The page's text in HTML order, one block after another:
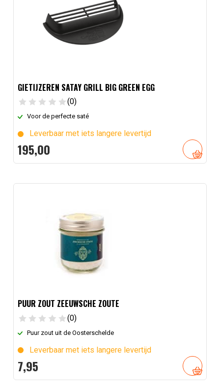
GIETIJZEREN SATAY GRILL BIG GREEN EGG
(0)
Voor de perfecte saté
Leverbaar met iets langere levertijd
195,00
PUUR ZOUT ZEEUWSCHE ZOUTE
(0)
Puur zout uit de Oosterschelde
Leverbaar met iets langere levertijd
7,95